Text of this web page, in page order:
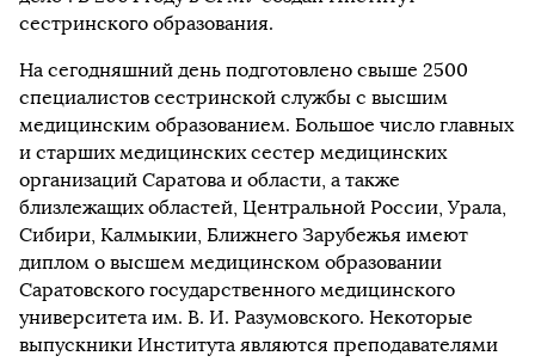
сестринского образования.
На сегодняшний день подготовлено свыше 2500
специалистов сестринской службы с высшим
медицинским образованием. Большое число главных
и старших медицинских сестер медицинских
организаций Саратова и области, а также
близлежащих областей, Центральной России, Урала,
Сибири, Калмыкии, Ближнего Зарубежья имеют
диплом о высшем медицинском образовании
Саратовского государственного медицинского
университета им. В. И. Разумовского. Некоторые
выпускники Института являются преподавателями